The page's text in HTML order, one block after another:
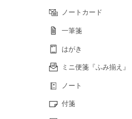
ノートカード
一筆箋
はがき
ミニ便箋『ふみ揃え』
ノート
付箋